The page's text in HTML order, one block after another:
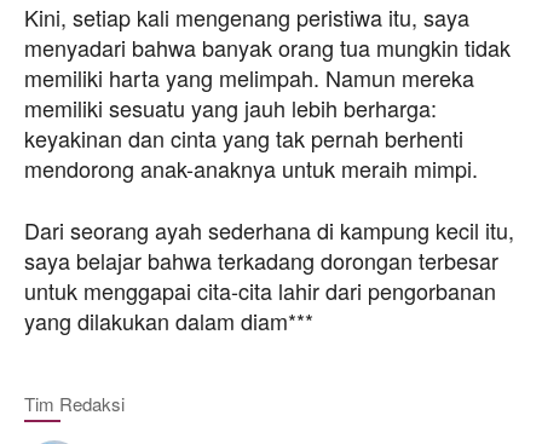
Kini, setiap kali mengenang peristiwa itu, saya
menyadari bahwa banyak orang tua mungkin tidak
memiliki harta yang melimpah. Namun mereka
memiliki sesuatu yang jauh lebih berharga:
keyakinan dan cinta yang tak pernah berhenti
mendorong anak-anaknya untuk meraih mimpi.
Dari seorang ayah sederhana di kampung kecil itu,
saya belajar bahwa terkadang dorongan terbesar
untuk menggapai cita-cita lahir dari pengorbanan
yang dilakukan dalam diam***
Tim Redaksi